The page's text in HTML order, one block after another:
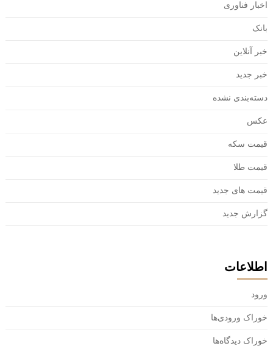
اخبار فناوری
بانک
خبر آنلاین
خبر جدید
دسته‌بندی نشده
عکس
قیمت سکه
قیمت طلا
قیمت های جدید
گزارش جدید
اطلاعات
ورود
خوراک ورودی‌ها
خوراک دیدگاه‌ها